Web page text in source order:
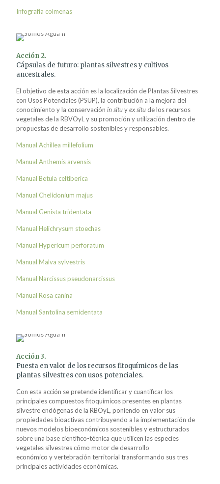
Infografía colmenas
Acción 2.
Cápsulas de futuro: plantas silvestres y cultivos
ancestrales.
El objetivo de esta acción es la localización de Plantas Silvestres
con Usos Potenciales (PSUP), la contribución a la mejora del
conocimiento y la conservación in situyex situ de los recursos
vegetales de la RBVOyL y su promoción y utilización dentro de
propuestas de desarrollo sostenibles y responsables.
Manual Achillea millefolium
Manual Anthemis arvensis
Manual Betula celtiberica
Manual Chelidonium majus
Manual Genista tridentata
Manual Helichrysum stoechas
Manual Hypericum perforatum
Manual Malva sylvestris
Manual Narcissus pseudonarcissus
Manual Rosa canina
Manual Santolina semidentata
Acción 3.
Puesta en valor de los recursos fitoquímicos de las
plantas silvestres con usos potenciales.
Con esta acción se pretende identificar y cuantificar los
principales compuestos fitoquímicos presentes en plantas
silvestre endógenas de la RBOyL, poniendo en valor sus
propiedades bioactivas contribuyendo a la implementación de
nuevos modelos bioeconómicos sostenibles y estructurados
sobre una base científico-técnica que utilicen las especies
vegetales silvestres cómo motor de desarrollo
económico y vertebración territorial transformando sus tres
principales actividades económicas.